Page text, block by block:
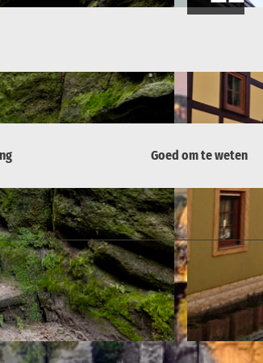
©
Goed om te weten
6,37 km
378 m
312 m